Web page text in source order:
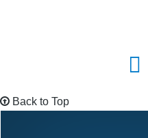
Back to Top